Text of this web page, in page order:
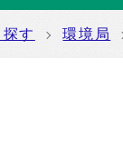
す 環境局